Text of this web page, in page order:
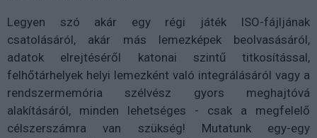
Legyen szó akár egy régi játék ISO-fájljának
csatolásáról, akár más lemezképek beolvasásáról,
adatok elrejtéséről katonai szintű titkosítással,
felhőtárhelyek helyi lemezként való integrálásáról vagy a
rendszermemória szélvész gyors meghajtóvá
alakításáról, minden lehetséges - csak a megfelelő
célszerszámra van szükség! Mutatunk egy-egy